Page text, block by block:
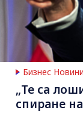
Бизнес Новини
„Те са
спиране